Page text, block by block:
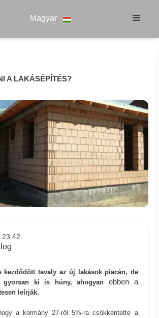
Magyar
A LAKÁSÉPÍTÉS?
kezdődött tavaly az új lakások piacán, de
ki is húny, ahogyan ebben a
leírják.
a kormány 27-ről 5%-ra csökkentette a